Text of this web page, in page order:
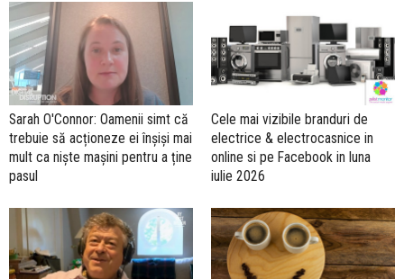
Sarah O'Connor: Oamenii simt că
trebuie să acționeze ei înșiși mai
mult ca niște mașini pentru a ține
pasul
Cele mai vizibile branduri de
electrice & electrocasnice in
online si pe Facebook in luna
iulie 2026